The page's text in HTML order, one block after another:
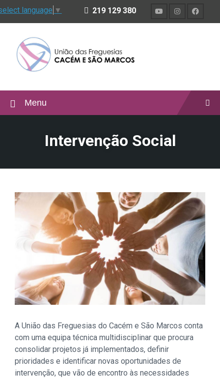
language ▼ 219 129 380
Menu
Intervenção Social
A União das Freguesias do Cacém e São Marcos conta
com uma equipa técnica multidisciplinar que procura
consolidar projetos já implementados, definir
prioridades e identificar novas oportunidades de
intervenção, que vão de encontro às necessidades